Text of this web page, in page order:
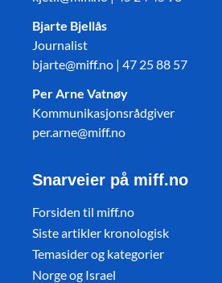
Bjarte Bjellås
Journalist
bjarte@miff.no | 47 25 88 57
Per Arne Vatnøy
Kommunikasjonsrådgiver
per.arne@miff.no
Snarveier på miff.no
Forsiden til miff.no
Siste artikler kronologisk
Temasider og kategorier
Norge og Israel